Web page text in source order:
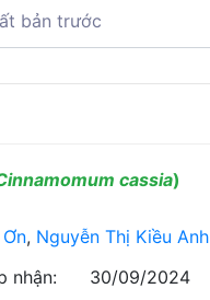
cassia)
, Nguyễn Thị Kiều Anh
nhận: 30/09/2024